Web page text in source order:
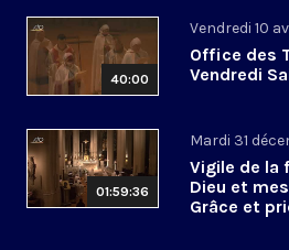
40:00
Vendredi 10
Office des
Vendredi
01:59:36
Mardi 31
Vigile de la
Dieu et
Grâce et